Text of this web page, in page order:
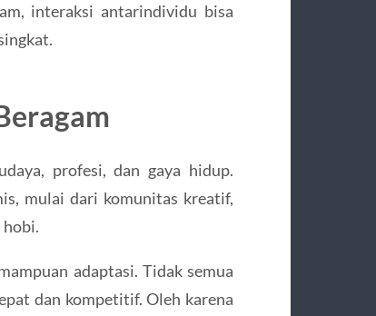
interaksi antarindividu bisa
profesi, dan gaya hidup.
mulai dari komunitas kreatif,
hobi.
adaptasi. Tidak semua
dan kompetitif. Oleh karena